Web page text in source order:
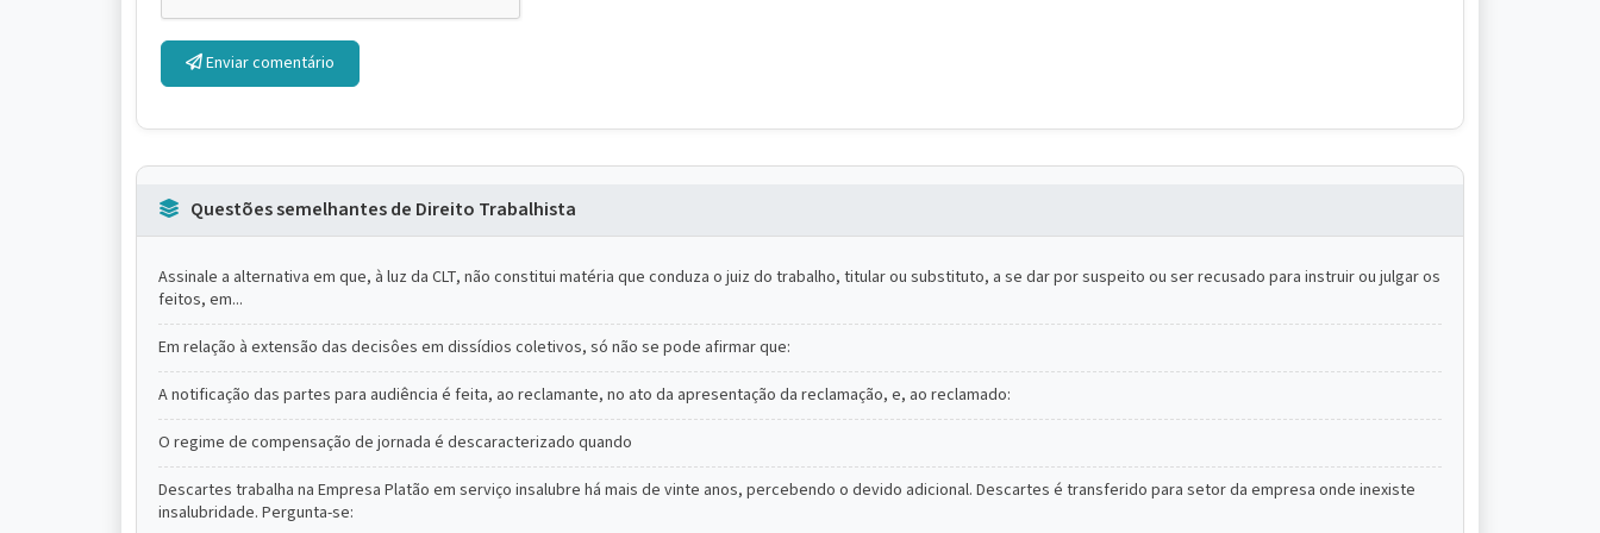
Enviar comentário
Questões semelhantes de Direito Trabalhista
Assinale a alternativa em que, à luz da CLT, não constitui matéria que conduza o juiz do trabalho, titular ou substituto, a se dar por suspeito ou ser recusado para instruir ou julgar os
feitos, em...
Em relação à extensão das decisôes em dissídios coletivos, só não se pode afirmar que:
A notificação das partes para audiência é feita, ao reclamante, no ato da apresentação da reclamação, e, ao reclamado:
O regime de compensação de jornada é descaracterizado quando
Descartes trabalha na Empresa Platão em serviço insalubre há mais de vinte anos, percebendo o devido adicional. Descartes é transferido para setor da empresa onde inexiste
insalubridade. Pergunta-se: